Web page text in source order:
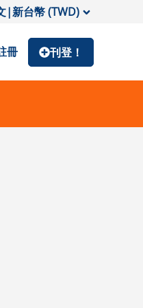
|新台幣 (TWD)
冊 刊登！